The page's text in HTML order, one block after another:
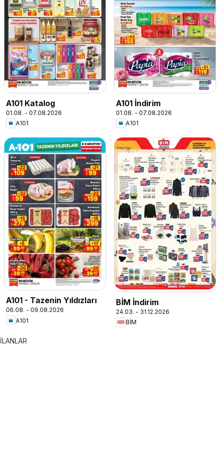
A101 Katalog
01.08. - 07.08.2026
A101
A101 İndirim
01.08. - 07.08.2026
A101
A101 - Tazenin Yıldızları
06.08. - 09.08.2026
A101
BİM İndirim
24.03. - 31.12.2026
BİM
İLANLAR